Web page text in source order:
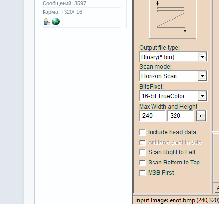
Сообщений: 3597
Карма: +320/-16